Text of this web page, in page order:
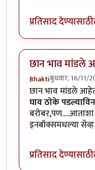
प्रतिसाद देण्यासाठी
छान भाव मांडले
Bhaktiबुधवार, 16/11/
छान भाव मांडले
घाव ठोके
इनबॉक्समधल्या
प्रतिसाद देण्यासाठी